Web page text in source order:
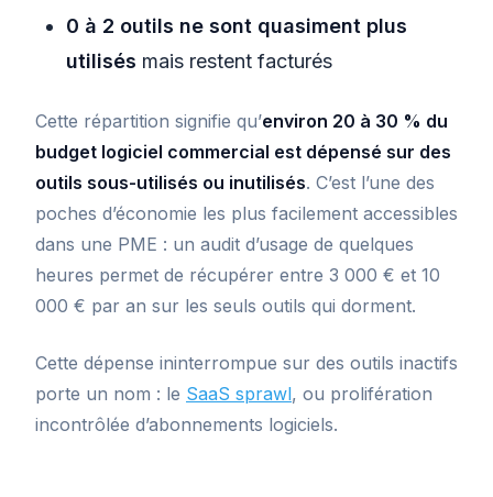
0 à 2 outils ne sont quasiment plus
utilisés mais restent facturés
Cette répartition signifie qu’environ 20 à 30 % du
budget logiciel commercial est dépensé sur des
outils sous-utilisés ou inutilisés. C’est l’une des
poches d’économie les plus facilement accessibles
dans une PME : un audit d’usage de quelques
heures permet de récupérer entre 3 000 € et 10
000 € par an sur les seuls outils qui dorment.
Cette dépense ininterrompue sur des outils inactifs
porte un nom : le SaaS sprawl, ou prolifération
incontrôlée d’abonnements logiciels.